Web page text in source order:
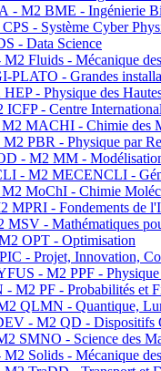
- M2 BME - Ingénierie
- Système Cyber
- Data Science
Fluids - Mécanique
- Grandes
- Physique des
- Centre
MACHI - Chimie des
PBR - Physique par
- M2 MM -
- M2 MECENCLI -
MoChI - Chimie
MPRI - Fondements de
- Mathématiques
OPT - Optimisation
- Projet, Innovation,
- M2 PPF - Physique
M2 PF - Probabilités et
QLMN - Quantique,
- M2 QD - Dispositifs
SMNO - Science des
Solids - Mécanique